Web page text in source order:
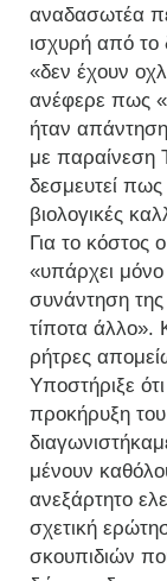
αναδασωτέα
ισχυρή από το
«δεν έχουν
ανέφερε πως
ήταν
με παραίνεση
δεσμευτεί πως
βιολογικές
Για το κόστος
«υπάρχει
συνάντηση
τίποτα
ρήτρες
Υποστήριξε
προκήρυξη
μένουν
ανεξάρτητο
σχετική
σκουπιδιών